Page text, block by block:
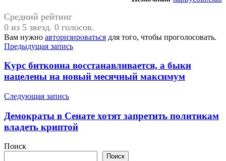
Средний рейтинг
0 из 5 звезд. 0 голосов.
Вам нужно авторизироваться для того, чтобы проголосовать.
Навигация
по
записям
Предыдущая запись
Курс биткоина восстанавливается, а быки
нацелены на новый месячный максимум
Следующая запись
Демократы в Сенате хотят запретить политикам
владеть криптой
Поиск
Поиск